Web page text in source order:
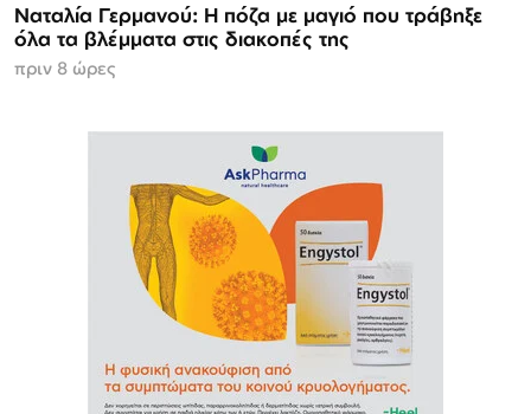
Ναταλία Γερμανού: Η πόζα με μαγιό που τράβηξε
όλα τα βλέμματα στις διακοπές της
πριν 8 ώρες